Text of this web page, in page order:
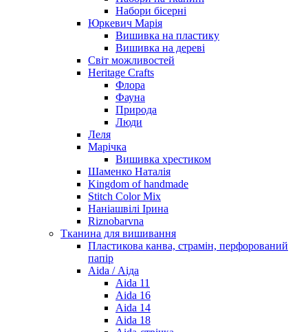
Набори бісерні
Юркевич Марія
Вишивка на пластику
Вишивка на дереві
Світ можливостей
Heritage Crafts
Флора
Фауна
Природа
Люди
Леля
Марічка
Вишивка хрестиком
Шаменко Наталія
Kingdom of handmade
Stitch Color Mix
Наніашвілі Ірина
Riznobarvna
Тканина для вишивання
Пластикова канва, страмін, перфорований
папір
Aida / Аіда
Aida 11
Aida 16
Aida 14
Aida 18